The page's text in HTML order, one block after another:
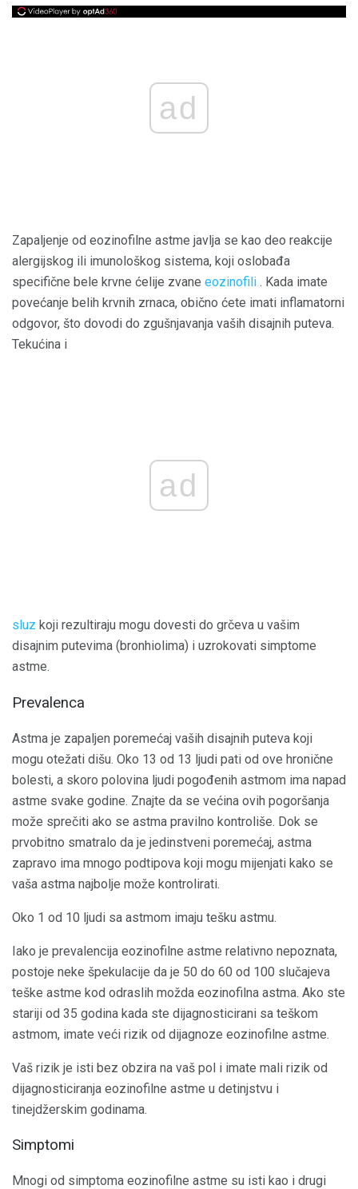
ad
Zapaljenje od eozinofilne astme javlja se kao deo reakcije
alergijskog ili imunološkog sistema, koji oslobađa
specifične bele krvne ćelije zvane eozinofili . Kada imate
povećanje belih krvnih zrnaca, obično ćete imati inflamatorni
odgovor, što dovodi do zgušnjavanja vaših disajnih puteva.
Tekućina i
ad
sluz koji rezultiraju mogu dovesti do grčeva u vašim
disajnim putevima (bronhiolima) i uzrokovati simptome
astme.
Prevalenca
Astma je zapaljen poremećaj vaših disajnih puteva koji
mogu otežati dišu. Oko 13 od 13 ljudi pati od ove hronične
bolesti, a skoro polovina ljudi pogođenih astmom ima napad
astme svake godine. Znajte da se većina ovih pogoršanja
može sprečiti ako se astma pravilno kontroliše. Dok se
prvobitno smatralo da je jedinstveni poremećaj, astma
zapravo ima mnogo podtipova koji mogu mijenjati kako se
vaša astma najbolje može kontrolirati.
Oko 1 od 10 ljudi sa astmom imaju tešku astmu.
Iako je prevalencija eozinofilne astme relativno nepoznata,
postoje neke špekulacije da je 50 do 60 od 100 slučajeva
teške astme kod odraslih možda eozinofilna astma. Ako ste
stariji od 35 godina kada ste dijagnosticirani sa teškom
astmom, imate veći rizik od dijagnoze eozinofilne astme.
Vaš rizik je isti bez obzira na vaš pol i imate mali rizik od
dijagnosticiranja eozinofilne astme u detinjstvu i
tinejdžerskim godinama.
Simptomi
Mnogi od simptoma eozinofilne astme su isti kao i drugi